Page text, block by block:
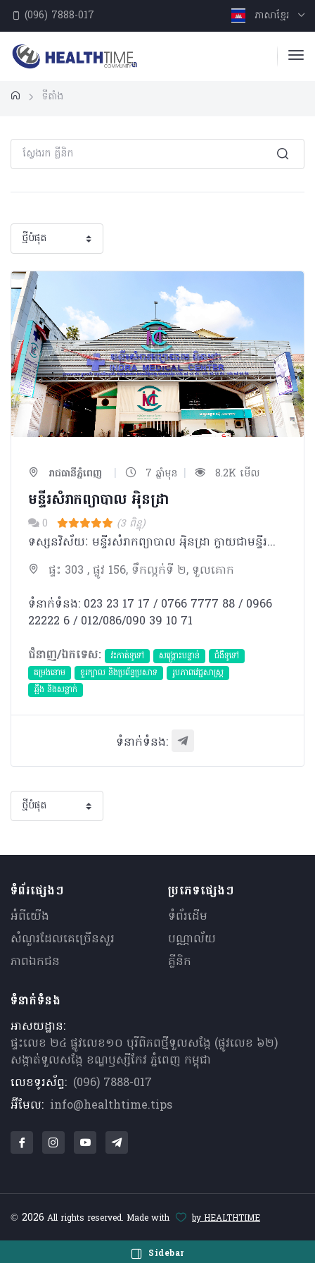
(096) 7888-017 ភាសាខ្មែរ
ទីតាំង
រាជធានីភ្នំពេញ | 7 ឆ្នាំមុន | 8.2K មើល
មន្ទីរសំរាកព្យាបាល អុិនដ្រា
0 (3 ពិន្ទុ)
ទស្សនវិស័យៈ មន្ទីរសំរាកព្យាបាល អុិនដ្រា ក្លាយជាមន្ទីរពេទ្យ ជំរើសដ៏ល្អបំផុត ប្រកបដោយទំនុកចិត្ត សំរាប់ប្រជាជនកម្ពុជា និងជនបរទេស។ បេសកកម្មៈ មន្ទីរសំរាកព្យាបាល អុិនដ្រា ខិតខំប្រឹងប្រែងដើម្បីផ្ដល់នូវ ការថែទាំនិងការព្យាបាល ដែលមានគុណភាពអន្តរជាតិ ដោយក្រុម គ្រូពេទ្យជំនាញ ជាមួយសេវាកម្មល្អឥតខ្ចោះ សម្រាប់បំពេញសេចក្តីត្រូវការរបស់អតិថិជន ។ ការប្តេជ្ញាចិត្តរបស់យើងមានដូចខាងក្រោម: - ផ្ដល់នូវសេវាវេជ្ជសាស្រ្តដែលមានគុណភាពខ្ពស់ដោយគោរពបានតាមបទដ្ឋានអន្តរជាតិ។ -ប្រកាន់ខ្ជាប់នូវតម្លៃនិងក្រមសីលធម៍ វេជ្ជសាស្ត្រ និងសិល្បៈនៃការព្យាបាល ប្រើប្រាស់នូវបច្ចេកវិទ្យាខ្ពស់បំផុត រួមជាមួយនិងឧបករណ៍វេជ្ជសាស្រ្ត ទំនើបទាន់សម័យ។ -អភិវឌ្ឍន៍ចំណេះដឹងវេជ្ជសាស្ត្របន្ថែមដោយការចូលរួមវគ្គបណ្តុះបណ្តាលវេជ្ជសាស្រ្តបន្ត និងការចូលលរួម សិក្ខាសាលា ឬសន្និសិទក្នុងតំបន់ និងអន្ដរជាតិ។ -លើកតម្កើងនិងកែលំអរគុណភាពនៃជីវិតនិងការថែទាំដល់អ្នកជំងឺរបស់យើងនៅទូទាំងប្រទេសកម្ពុជា។
ផ្ទះ 303 , ផ្លូវ 156, ទឹកល្អក់ទី ២, ទួលគោក
ទំនាក់ទំនង: 023 23 17 17 / 0766 7777 88 / 0966
22222 6 / 012/086/090 39 10 71
ជំនាញ/ឯកទេស:
វះកាត់ទូទៅ សង្គ្រោះបន្ទាន់
ជំងឺទូទៅ
តម្រងនោម
ខួរក្បាល និងប្រព័ន្ធប្រសាទ
​រូបភាពវេជ្ជសាស្រ្ត
ឆ្អឹង និងសន្លាក់
ទំនាក់ទំនង:
ទំព័រផ្សេងៗ
អំពីយើង
សំណួរ​ដែលគេ​ច្រើន​សួរ
ភាពឯកជន
ប្រភេទផ្សេងៗ
ទំព័រដើម
បណ្ណាល័យ
គ្លីនិក
ទំនាក់ទំនង
អាសយដ្ឋាន:
ផ្ទះលេខ ២៤ ផ្លូវលេខ១០ បុរីពិភពថ្មីទួលសង្កែ (ផ្លូវលេខ ៦២)
សង្កាត់ទួលសង្កែ ខណ្ឌឫស្សីកែវ ភ្នំពេញ កម្ពុជា
លេខទូរស័ព្ទ: (096) 7888-017
អ៊ីមែល: info@healthtime.tips
© 2026 All rights reserved. Made with by HEALTHTIME
Sidebar